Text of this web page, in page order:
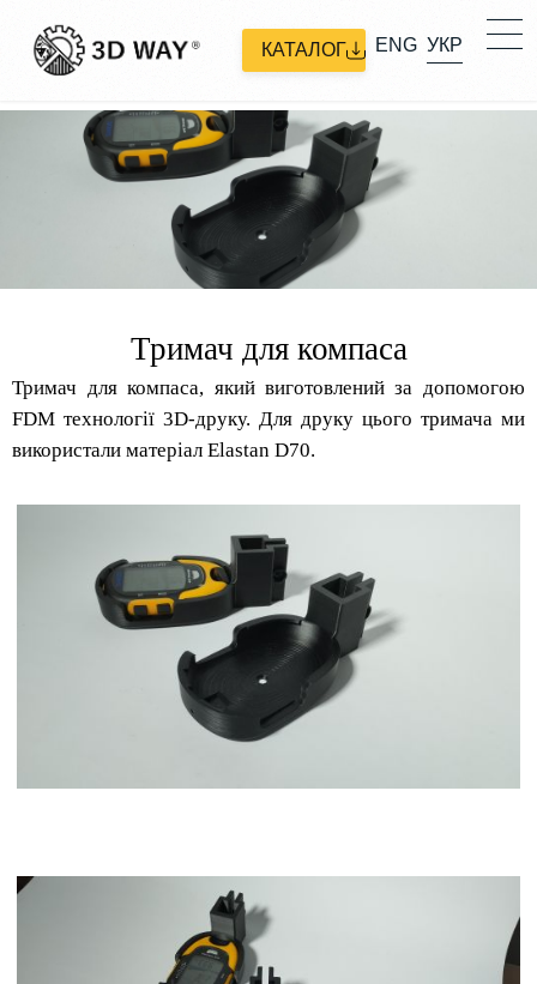
КАТАЛОГ ENG УКР
Тримач для компаса
Тримач для компаса, який виготовлений за допомогою
FDM технології 3D-друку. Для друку цього тримача ми
використали матеріал Elastan D70.